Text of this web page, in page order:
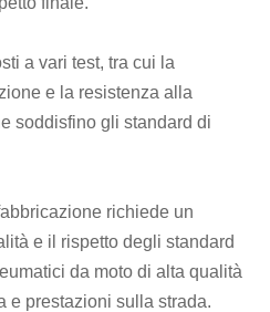
a vari test, tra cui la
e la resistenza alla
soddisfino gli standard di
richiede un
e il rispetto degli standard
da moto di alta qualità
e prestazioni sulla strada.